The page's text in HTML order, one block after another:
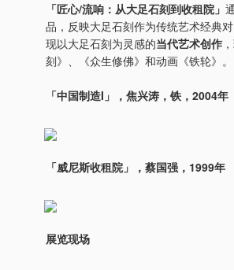
「匠心/流响：从大足石刻到收租院」
品，反映大足石刻作为传统艺术经典
现以大足石刻为灵感的当代艺术创作
刻》、《众生修佛》和动画《铁轮》。
「中国制造I」，焦兴涛，铁，2004年
「威尼斯收租院」，蔡国强，1999年
展览现场